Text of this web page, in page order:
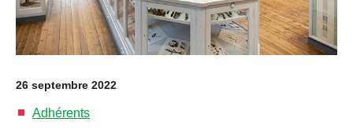
26 septembre 2022
Adhérents